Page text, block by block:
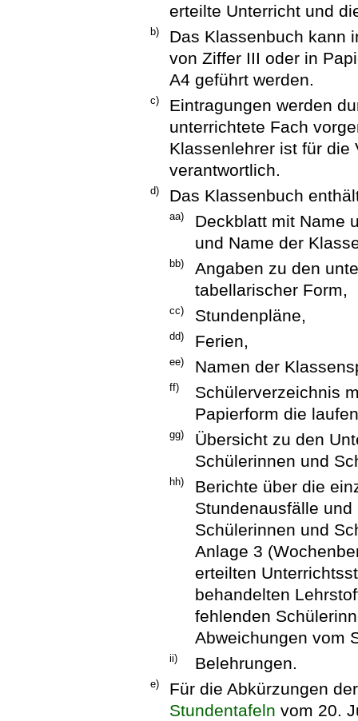
erteilte Unterricht und
b)
Das Klassenbuch kann
von Ziffer III oder in
A4 geführt werden.
c)
Eintragungen werden
unterrichtete Fach
Klassenlehrer ist für die
verantwortlich.
d) Das Klassenbuch
aa)
Deckblatt mit Name
und Name der
bb)
Angaben zu den
tabellarischer Form,
cc) Stundenpläne,
dd) Ferien,
ee) Namen der
ff)
Schülerverzeichnis
Papierform die
gg)
Übersicht zu den
Schülerinnen und
hh)
Berichte über die
Stundenausfälle
Schülerinnen und
Anlage 3
erteilten
behandelten
fehlenden
Abweichungen vom
ii) Belehrungen.
e)
Für die Abkürzungen
Stundentafeln vom 20.